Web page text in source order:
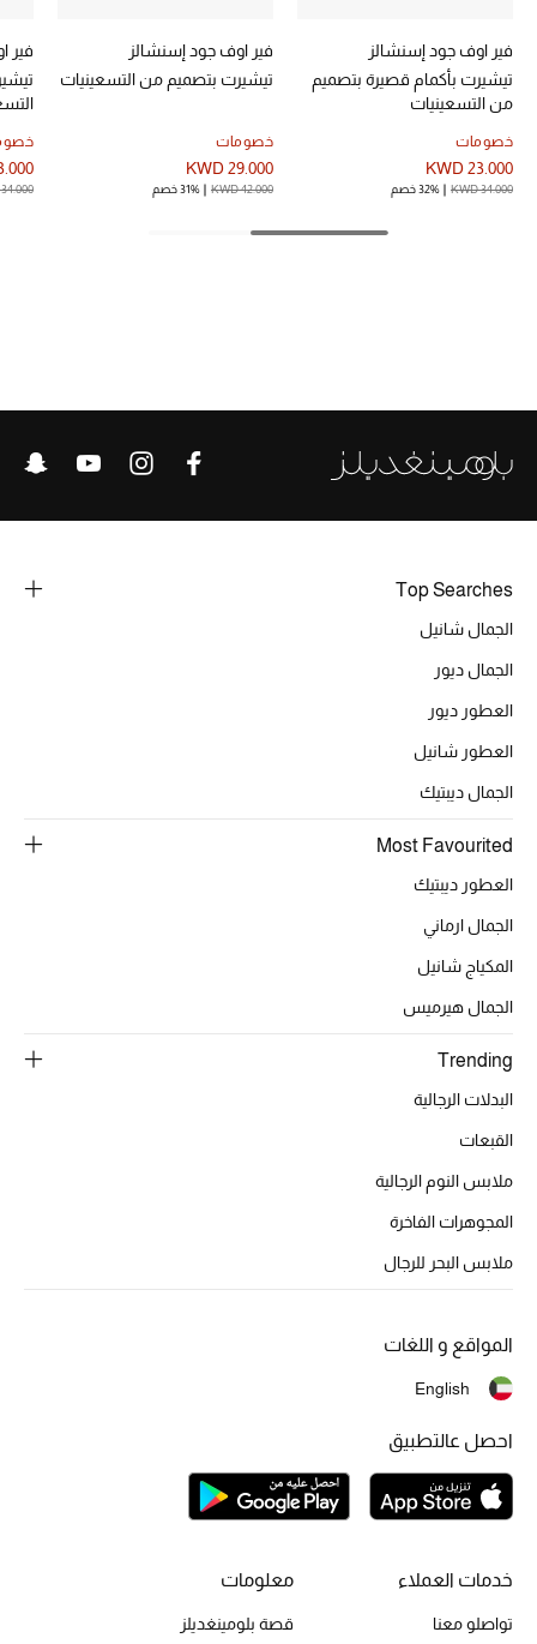
الحقائب
الموسم الجديد
الموسم الجديد
تشكيلة الأحذية
الأحذية الرجالية
أبرز المصممين
أحذية مختارة
جميع مستحضرات الجمال
الجديد في عالم الجمال
العطور
مكتشف العطور
المكياج
فير اوف جود إسنشالز
تيشيرت بأكمام قصيرة بتصميم
من التسعينيات
خصومات
KWD 23.000
KWD 34.000 32% خصم
فير اوف جود إسنشالز
تيشيرت بتصميم من التسعينيات
خصومات
KWD 29.000
KWD 42.000 31% خصم
فير
Top Searches
الجمال شانيل
الجمال ديور
العطور ديور
العطور شانيل
الجمال ديبتيك
Most Favourited
العطور ديبتيك
الجمال ارماني
المكياج شانيل
الجمال هيرميس
Trending
البدلات الرجالية
القبعات
ملابس النوم الرجالية
المجوهرات الفاخرة
ملابس البحر للرجال
خدمات العملاء
تواصلو معنا
معلومات
قصة بلومينغديلز
المواقع و اللغات
English
احصل عالتطبيق